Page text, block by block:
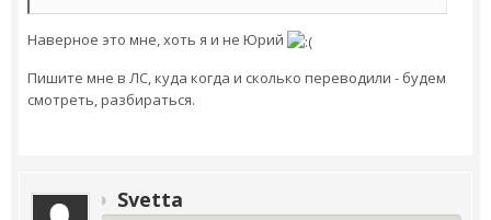
Наверное это мне, хоть я и не Юрий
Пишите мне в ЛС, куда когда и сколько переводили - будем
смотреть, разбираться.
Svetta